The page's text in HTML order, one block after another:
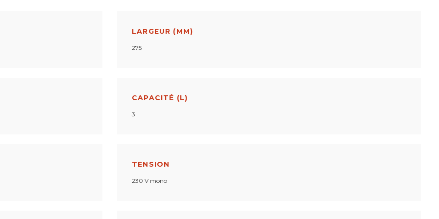
LARGEUR (MM)
275
CAPACITÉ (L)
3
TENSION
230 V mono